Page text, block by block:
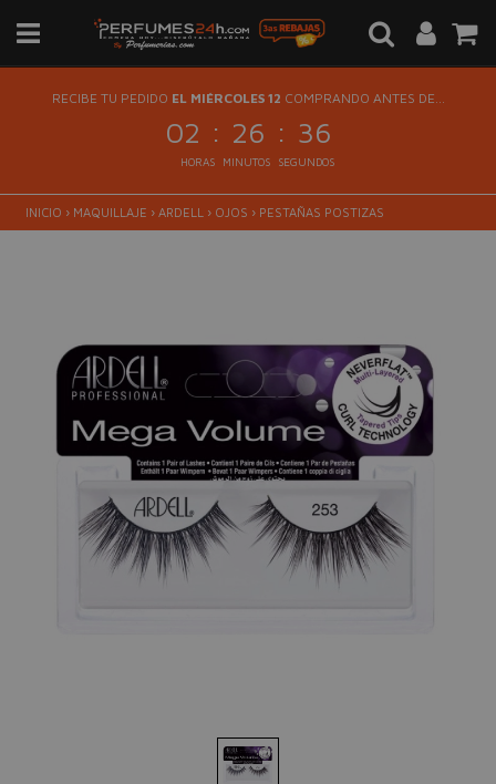
RECIBE TU PEDIDO EL MIÉRCOLES 12 COMPRANDO ANTES DE...
02 : 26 : 35
HORAS MINUTOS SEGUNDOS
INICIO › MAQUILLAJE › ARDELL › OJOS › PESTAÑAS POSTIZAS